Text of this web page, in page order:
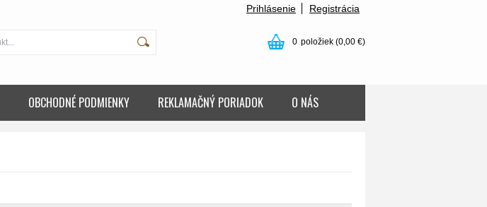
Prihlásenie Registrácia
0 položiek (0,00 €)
OBCHODNÉ PODMIENKY REKLAMAČNÝ PORIADOK O NÁS